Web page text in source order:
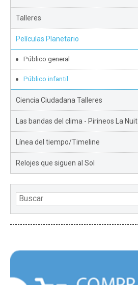
Talleres
Películas Planetario
Público general
Público infantil
Ciencia Ciudadana Talleres
Las bandas del clima - Pirineos La Nuit
Línea del tiempo/Timeline
Relojes que siguen al Sol